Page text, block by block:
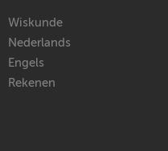
Wiskunde
Nederlands
Engels
Rekenen